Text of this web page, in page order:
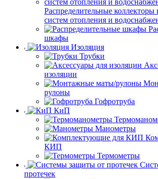
Распределительные коллекторы
систем отопления и
шкафы
Изоляция
Трубки
изоляции
рулоны
Гофротруба
КиП
Манометры
КИП
Термометры
протечек